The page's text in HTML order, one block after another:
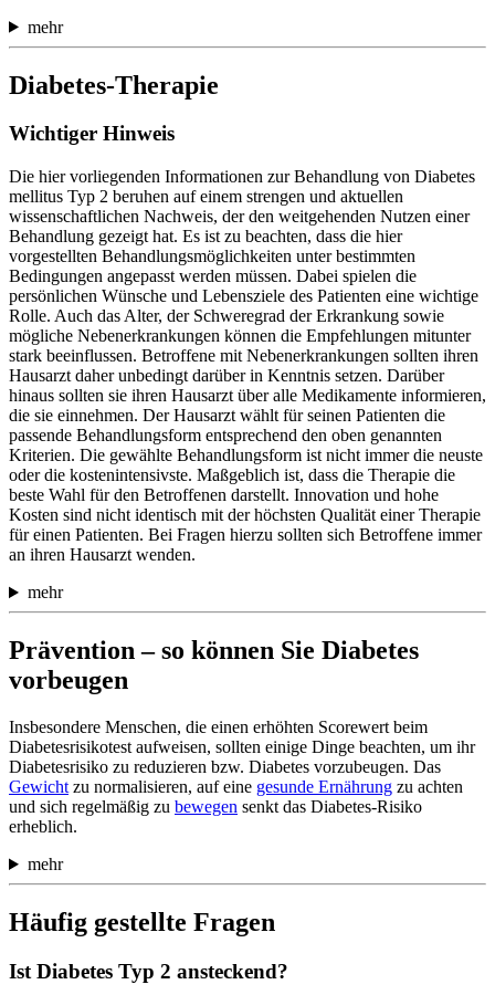
mehr
Diabetes-Therapie
Wichtiger Hinweis
Die hier vorliegenden Informationen zur Behandlung von Diabetes
mellitus Typ 2 beruhen auf einem strengen und aktuellen
wissenschaftlichen Nachweis, der den weitgehenden Nutzen einer
Behandlung gezeigt hat. Es ist zu beachten, dass die hier
vorgestellten Behandlungsmöglichkeiten unter bestimmten
Bedingungen angepasst werden müssen. Dabei spielen die
persönlichen Wünsche und Lebensziele des Patienten eine wichtige
Rolle. Auch das Alter, der Schweregrad der Erkrankung sowie
mögliche Nebenerkrankungen können die Empfehlungen mitunter
stark beeinflussen. Betroffene mit Nebenerkrankungen sollten ihren
Hausarzt daher unbedingt darüber in Kenntnis setzen. Darüber
hinaus sollten sie ihren Hausarzt über alle Medikamente informieren,
die sie einnehmen. Der Hausarzt wählt für seinen Patienten die
passende Behandlungsform entsprechend den oben genannten
Kriterien. Die gewählte Behandlungsform ist nicht immer die neuste
oder die kostenintensivste. Maßgeblich ist, dass die Therapie die
beste Wahl für den Betroffenen darstellt. Innovation und hohe
Kosten sind nicht identisch mit der höchsten Qualität einer Therapie
für einen Patienten. Bei Fragen hierzu sollten sich Betroffene immer
an ihren Hausarzt wenden.
mehr
Prävention – so können Sie Diabetes
vorbeugen
Insbesondere Menschen, die einen erhöhten Scorewert beim
Diabetesrisikotest aufweisen, sollten einige Dinge beachten, um ihr
Diabetesrisiko zu reduzieren bzw. Diabetes vorzubeugen. Das
Gewicht zu normalisieren, auf eine gesunde Ernährung zu achten
und sich regelmäßig zu bewegen senkt das Diabetes-Risiko
erheblich.
mehr
Häufig gestellte Fragen
Ist Diabetes Typ 2 ansteckend?